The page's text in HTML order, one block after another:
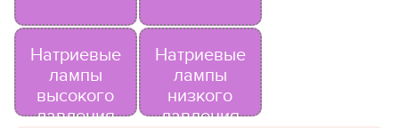
Натриевые
лампы
высокого
давления
Натриевые
лампы
низкого
давления